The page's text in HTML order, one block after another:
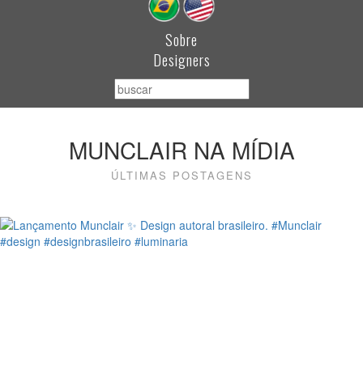
Sobre
Designers
MUNCLAIR NA MÍDIA
ÚLTIMAS POSTAGENS